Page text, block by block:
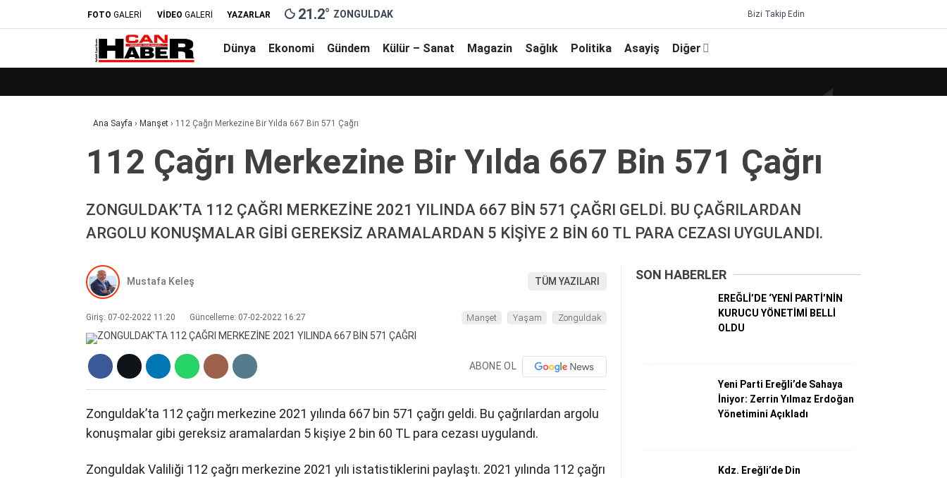
Ekonomi
Gündem
Magazin
FOTO GALERİ VİDEO GALERİ YAZARLAR 21.2° ZONGULDAK Bizi Takip Edin
Dünya Ekonomi Gündem Külür – Sanat Magazin Sağlık Politika Asayiş Diğer
Ana Sayfa › Manşet › 112 Çağrı Merkezi̇ne Bi̇r Yılda 667 Bi̇n 571 Çağrı
112 Çağrı Merkezi̇ne Bi̇r Yılda 667 Bi̇n 571 Çağrı
ZONGULDAK’TA 112 ÇAĞRI MERKEZİNE 2021 YILINDA 667 BİN 571 ÇAĞRI GELDİ. BU ÇAĞRILARDAN
ARGOLU KONUŞMALAR GİBİ GEREKSİZ ARAMALARDAN 5 KİŞİYE 2 BİN 60 TL PARA CEZASI UYGULANDI.
Mustafa Keleş TÜM YAZILARI
Giriş: 07-02-2022 11:20 Güncelleme: 07-02-2022 16:27 Manşet Yaşam Zonguldak
ABONE OL
Zonguldak’ta 112 çağrı merkezine 2021 yılında 667 bin 571 çağrı geldi. Bu çağrılardan argolu
konuşmalar gibi gereksiz aramalardan 5 kişiye 2 bin 60 TL para cezası uygulandı.
Zonguldak Valiliği 112 çağrı merkezine 2021 yılı istatistiklerini paylaştı. 2021 yılında 112 çağrı
SON HABERLER
EREĞLİ’DE ‘YENİ PARTİ’NİN
KURUCU YÖNETİMİ BELLİ
OLDU
Yeni Parti Ereğli’de Sahaya
İniyor: Zerrin Yılmaz Erdoğan
Yönetimini Açıkladı
Kdz. Ereğli’de Din